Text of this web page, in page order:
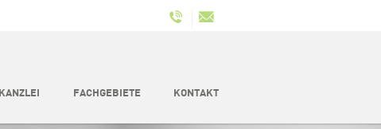
KANZLEI FACHGEBIETE KONTAKT